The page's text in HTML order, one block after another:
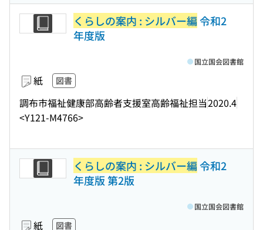
くらしの案内 : シルバー編令和2
年度版
紙 図書
調布市福祉健康部高齢者支援室高齢福祉担当2020.4
<Y121-M4766>
国立国会図書館
くらしの案内 : シルバー編令和2
年度版 第2版
紙 図書
国立国会図書館